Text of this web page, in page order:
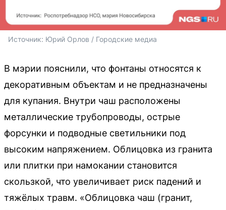
Источник: Юрий Орлов / Городские медиа
В мэрии пояснили, что фонтаны относятся к
декоративным объектам и не предназначены
для купания. Внутри чаш расположены
металлические трубопроводы, острые
форсунки и подводные светильники под
высоким напряжением. Облицовка из гранита
или плитки при намокании становится
скользкой, что увеличивает риск падений и
тяжёлых травм. «Облицовка чаш (гранит,